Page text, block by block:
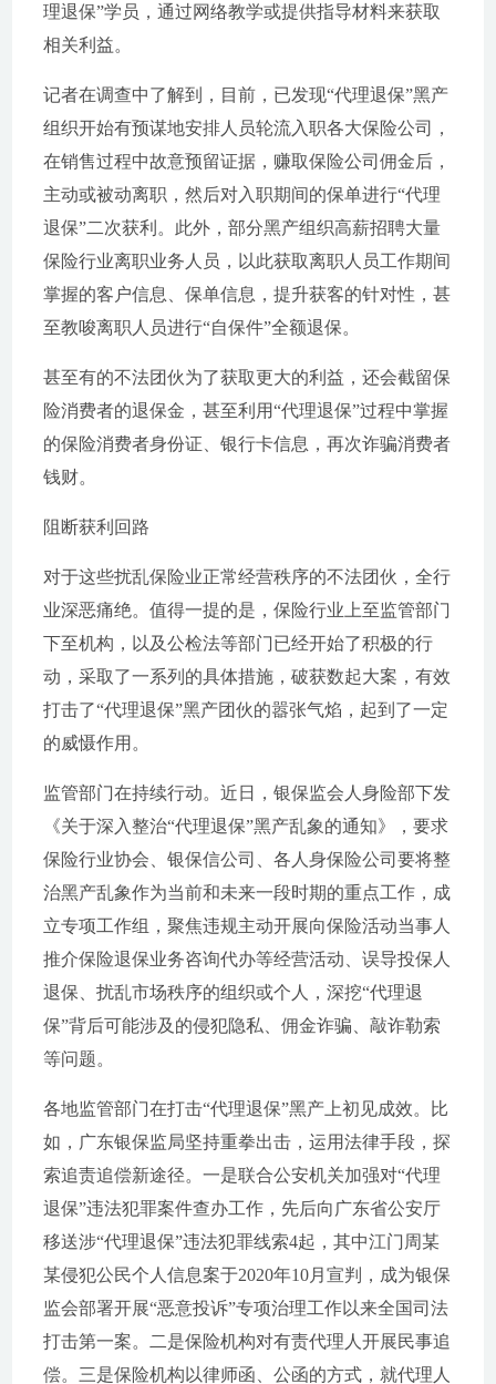
理退保”学员，通过网络教学或提供指导材料来获取
相关利益。
记者在调查中了解到，目前，已发现“代理退保”黑产
组织开始有预谋地安排人员轮流入职各大保险公司，
在销售过程中故意预留证据，赚取保险公司佣金后，
主动或被动离职，然后对入职期间的保单进行“代理
退保”二次获利。此外，部分黑产组织高薪招聘大量
保险行业离职业务人员，以此获取离职人员工作期间
掌握的客户信息、保单信息，提升获客的针对性，甚
至教唆离职人员进行“自保件”全额退保。
甚至有的不法团伙为了获取更大的利益，还会截留保
险消费者的退保金，甚至利用“代理退保”过程中掌握
的保险消费者身份证、银行卡信息，再次诈骗消费者
钱财。
阻断获利回路
对于这些扰乱保险业正常经营秩序的不法团伙，全行
业深恶痛绝。值得一提的是，保险行业上至监管部门
下至机构，以及公检法等部门已经开始了积极的行
动，采取了一系列的具体措施，破获数起大案，有效
打击了“代理退保”黑产团伙的嚣张气焰，起到了一定
的威慑作用。
监管部门在持续行动。近日，银保监会人身险部下发
《关于深入整治“代理退保”黑产乱象的通知》，要求
保险行业协会、银保信公司、各人身保险公司要将整
治黑产乱象作为当前和未来一段时期的重点工作，成
立专项工作组，聚焦违规主动开展向保险活动当事人
推介保险退保业务咨询代办等经营活动、误导投保人
退保、扰乱市场秩序的组织或个人，深挖“代理退
保”背后可能涉及的侵犯隐私、佣金诈骗、敲诈勒索
等问题。
各地监管部门在打击“代理退保”黑产上初见成效。比
如，广东银保监局坚持重拳出击，运用法律手段，探
索追责追偿新途径。一是联合公安机关加强对“代理
退保”违法犯罪案件查办工作，先后向广东省公安厅
移送涉“代理退保”违法犯罪线索4起，其中江门周某
某侵犯公民个人信息案于2020年10月宣判，成为银保
监会部署开展“恶意投诉”专项治理工作以来全国司法
打击第一案。二是保险机构对有责代理人开展民事追
偿。三是保险机构以律师函、公函的方式，就代理人